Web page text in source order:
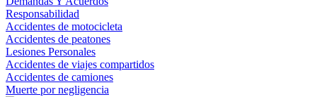
Responsabilidad
Accidentes de motocicleta
Accidentes de peatones
Lesiones Personales
Accidentes de viajes compartidos
Accidentes de camiones
Muerte por negligencia